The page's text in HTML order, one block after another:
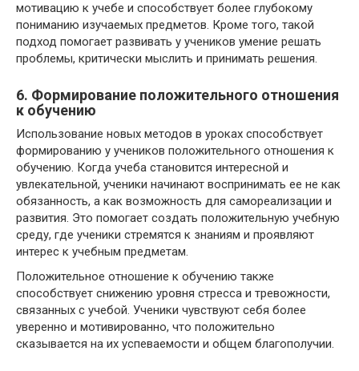
мотивацию к учебе и способствует более глубокому
пониманию изучаемых предметов. Кроме того, такой
подход помогает развивать у учеников умение решать
проблемы, критически мыслить и принимать решения.
6. Формирование положительного отношения
к обучению
Использование новых методов в уроках способствует
формированию у учеников положительного отношения к
обучению. Когда учеба становится интересной и
увлекательной, ученики начинают воспринимать ее не как
обязанность, а как возможность для самореализации и
развития. Это помогает создать положительную учебную
среду, где ученики стремятся к знаниям и проявляют
интерес к учебным предметам.
Положительное отношение к обучению также
способствует снижению уровня стресса и тревожности,
связанных с учебой. Ученики чувствуют себя более
уверенно и мотивированно, что положительно
сказывается на их успеваемости и общем благополучии.